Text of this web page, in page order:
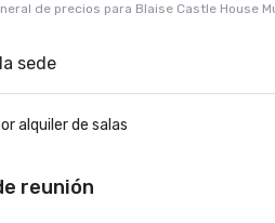
de precios para Blaise Castle House
sede
alquiler de salas
reunión